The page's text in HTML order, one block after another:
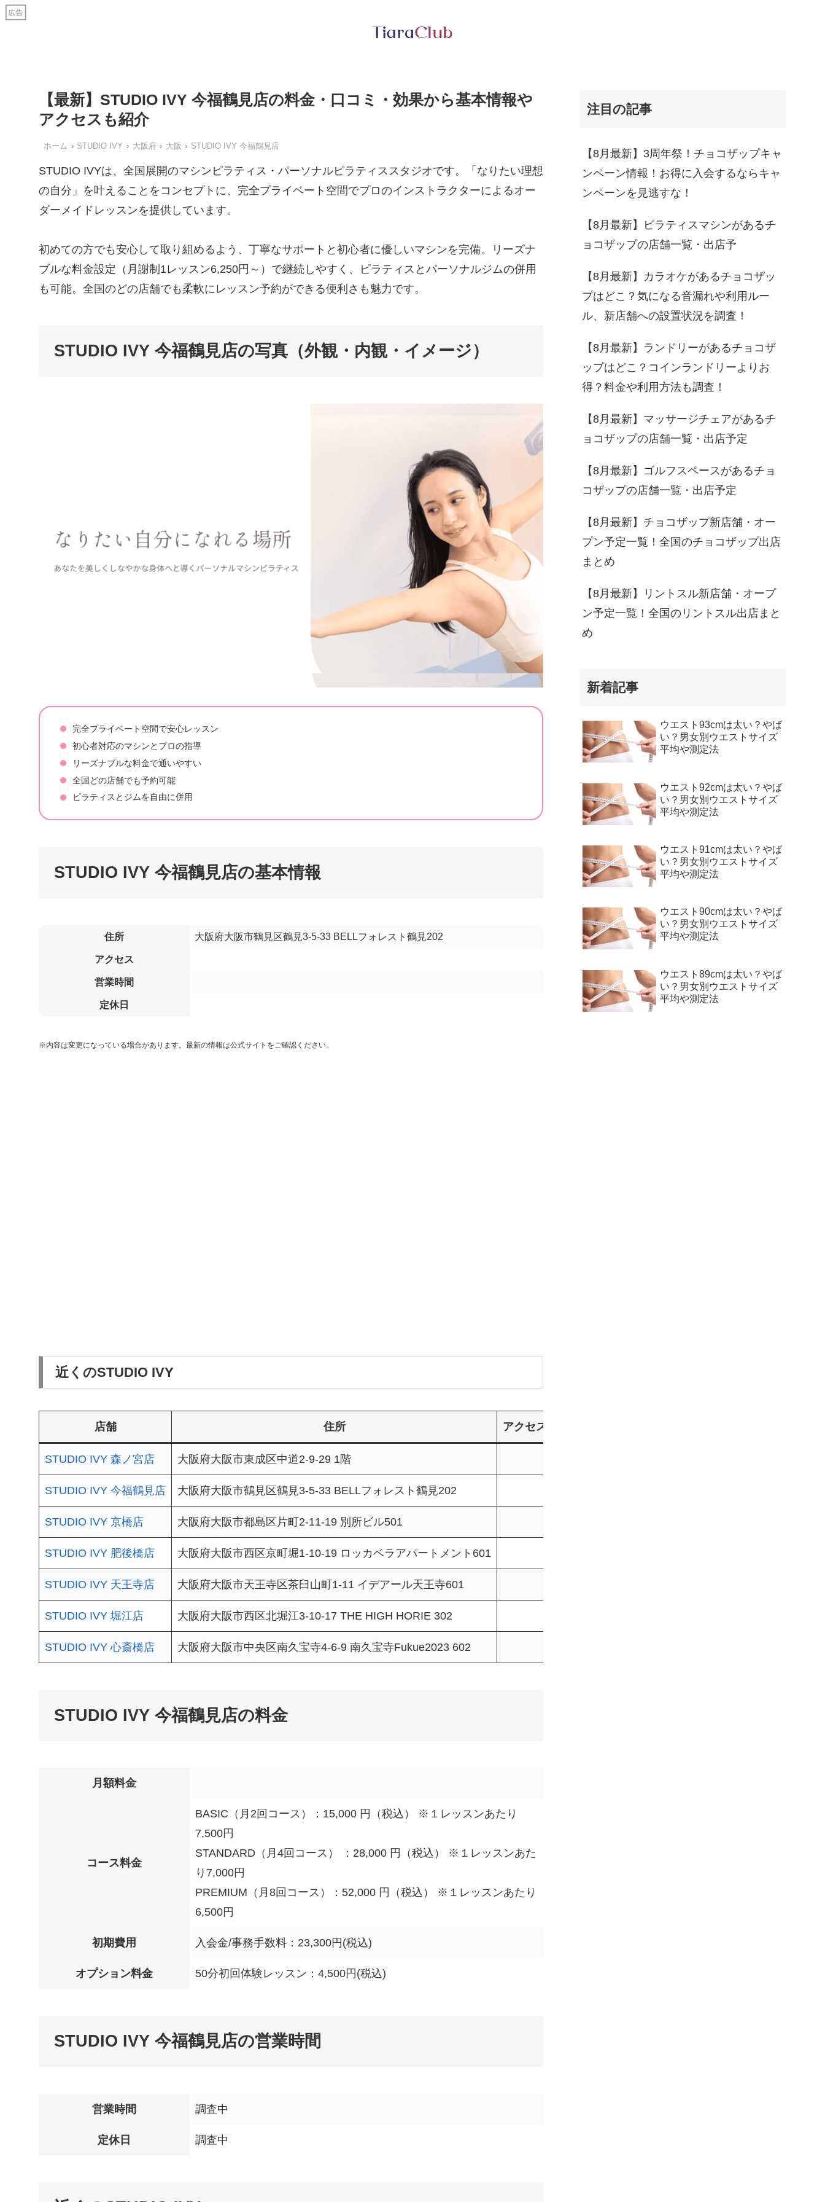
【最新】STUDIO IVY 今福鶴見店の料金・口コミ・効果から基本情報や
アクセスも紹介
ホーム STUDIO IVY 大阪府 大阪 STUDIO IVY 今福鶴見店
STUDIO IVYは、全国展開のマシンピラティス・パーソナルピラティススタジオです。「なりたい理想
の自分」を叶えることをコンセプトに、完全プライベート空間でプロのインストラクターによるオー
ダーメイドレッスンを提供しています。
初めての方でも安心して取り組めるよう、丁寧なサポートと初心者に優しいマシンを完備。リーズナ
ブルな料金設定（月謝制1レッスン6,250円～）で継続しやすく、ピラティスとパーソナルジムの併用
も可能。全国のどの店舗でも柔軟にレッスン予約ができる便利さも魅力です。
STUDIO IVY 今福鶴見店の写真（外観・内観・イメージ）
完全プライベート空間で安心レッスン
初心者対応のマシンとプロの指導
リーズナブルな料金で通いやすい
全国どの店舗でも予約可能
ピラティスとジムを自由に併用
STUDIO IVY 今福鶴見店の基本情報
住所 大阪府大阪市鶴見区鶴見3-5-33 BELLフォレスト鶴見202
アクセス
営業時間
定休日
※内容は変更になっている場合があります。最新の情報は公式サイトをご確認ください。
近くのSTUDIO IVY
店舗 住所 アクセス
STUDIO IVY 森ノ宮店 大阪府大阪市東成区中道2-9-29 1階
STUDIO IVY 今福鶴見店 大阪府大阪市鶴見区鶴見3-5-33 BELLフォレスト鶴見202
STUDIO IVY 京橋店 大阪府大阪市都島区片町2-11-19 別所ビル501
STUDIO IVY 肥後橋店 大阪府大阪市西区京町堀1-10-19 ロッカベラアパートメント601
STUDIO IVY 天王寺店 大阪府大阪市天王寺区茶臼山町1-11 イデアール天王寺601
STUDIO IVY 堀江店 大阪府大阪市西区北堀江3-10-17 THE HIGH HORIE 302
STUDIO IVY 心斎橋店 大阪府大阪市中央区南久宝寺4-6-9 南久宝寺Fukue2023 602
STUDIO IVY 今福鶴見店の料金
月額料金
コース料金
BASIC（月2回コース）：15,000 円（税込） ※１レッスンあたり
7,500円
STANDARD（月4回コース） ：28,000 円（税込） ※１レッスンあた
り7,000円
PREMIUM（月8回コース）：52,000 円（税込） ※１レッスンあたり
6,500円
初期費用 入会金/事務手数料：23,300円(税込)
オプション料金 50分初回体験レッスン：4,500円(税込)
STUDIO IVY 今福鶴見店の営業時間
営業時間 調査中
定休日 調査中
注目の記事
【8月最新】3周年祭！チョコザップキャ
ンペーン情報！お得に入会するならキャ
ンペーンを見逃すな！
【8月最新】ピラティスマシンがあるチ
ョコザップの店舗一覧・出店予
【8月最新】カラオケがあるチョコザッ
プはどこ？気になる音漏れや利用ルー
ル、新店舗への設置状況を調査！
【8月最新】ランドリーがあるチョコザ
ップはどこ？コインランドリーよりお
得？料金や利用方法も調査！
【8月最新】マッサージチェアがあるチ
ョコザップの店舗一覧・出店予定
【8月最新】ゴルフスペースがあるチョ
コザップの店舗一覧・出店予定
【8月最新】チョコザップ新店舗・オー
プン予定一覧！全国のチョコザップ出店
まとめ
【8月最新】リントスル新店舗・オープ
ン予定一覧！全国のリントスル出店まと
め
新着記事
ウエスト93cmは太い？やば
い？男女別ウエストサイズ
平均や測定法
ウエスト92cmは太い？やば
い？男女別ウエストサイズ
平均や測定法
ウエスト91cmは太い？やば
い？男女別ウエストサイズ
平均や測定法
ウエスト90cmは太い？やば
い？男女別ウエストサイズ
平均や測定法
ウエスト89cmは太い？やば
い？男女別ウエストサイズ
平均や測定法